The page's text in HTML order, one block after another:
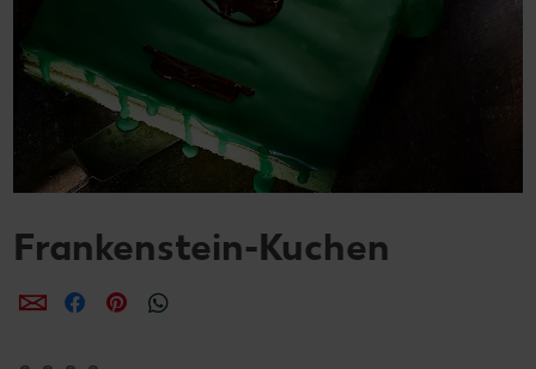
Frankenstein-Kuchen
per E-Mail teilen
per Facebook teilen
per Pinterest teilen